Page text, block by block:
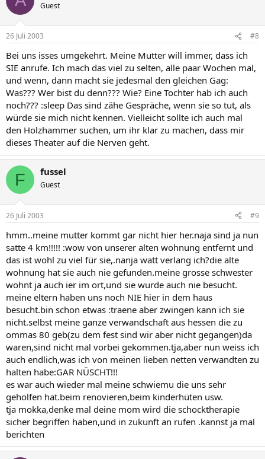
Guest
26 Juli 2003 #8
Bei uns isses umgekehrt. Meine Mutter will immer, dass ich
SIE anrufe. Ich mach das viel zu selten, alle paar Wochen mal,
und wenn, dann macht sie jedesmal den gleichen Gag:
Was??? Wer bist du denn??? Wie? Eine Tochter hab ich auch
noch??? :sleep Das sind zähe Gespräche, wenn sie so tut, als
würde sie mich nicht kennen. Vielleicht sollte ich auch mal
den Holzhammer suchen, um ihr klar zu machen, dass mir
dieses Theater auf die Nerven geht.
F fussel
Guest
26 Juli 2003 #9
hmm..meine mutter kommt gar nicht hier her.naja sind ja nun
satte 4 km!!!!! :wow von unserer alten wohnung entfernt und
das ist wohl zu viel für sie,.nanja watt verlang ich?die alte
wohnung hat sie auch nie gefunden.meine grosse schwester
wohnt ja auch ier im ort,und sie wurde auch nie besucht.
meine eltern haben uns noch NIE hier in dem haus
besucht.bin schon etwas :traene aber zwingen kann ich sie
nicht.selbst meine ganze verwandschaft aus hessen die zu
ommas 80 geb(zu dem fest sind wir aber nicht gegangen)da
waren,sind nicht mal vorbei gekommen.tja,aber nun weiss ich
auch endlich,was ich von meinen lieben netten verwandten zu
halten habe:GAR NÜSCHT!!!
es war auch wieder mal meine schwiemu die uns sehr
geholfen hat.beim renovieren,beim kinderhüten usw.
tja mokka,denke mal deine mom wird die schocktherapie
sicher begriffen haben,und in zukunft an rufen .kannst ja mal
berichten